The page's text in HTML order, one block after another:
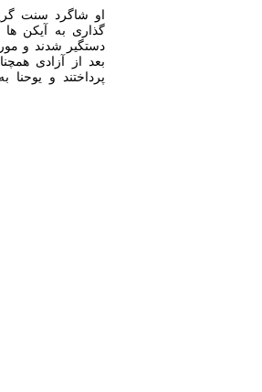
او شاگرد سنت
گذاری به آیکن
دستگیر شدند و
بعد از آزادی
پرداختند و یوحنا